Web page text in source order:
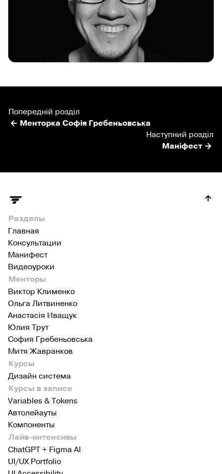
Попередній розділ
Менторка Софія Гребеньовська
Наступний розділ
Маніфест
Разделы
Главная
Консультации
Манифест
Видеоуроки
Менторы
Виктор Клименко
Ольга Литвиненко
Анастасія Иващук
Юлия Трут
София Гребеньовська
Митя Жавранков
Курсы
Дизайн система
Курсы в записе
Variables & Tokens
Автолейауты
Компоненты
Лайв-интенсивы
ChatGPT + Figma AI
UI/UX Portfolio